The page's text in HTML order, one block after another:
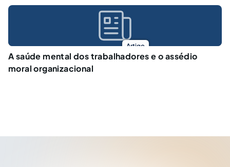
Artigo
A saúde mental dos trabalhadores e o assédio
moral organizacional